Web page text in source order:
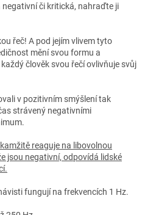
či kritická, nahraďte ji
řeč! A pod jejím vlivem tyto
mění svou formu a
člověk svou řečí ovlivňuje svůj
v pozitivním smýšlení tak
strávený negativními
reaguje na libovolnou
jsou negativní, odpovídá lidské
fungují na frekvencích 1 Hz.